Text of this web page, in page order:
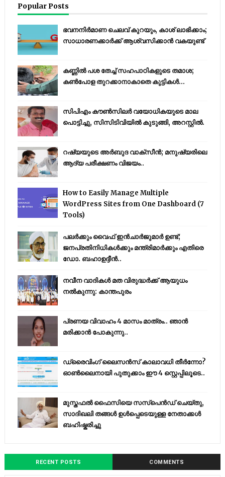
Popular Posts
ഭവനനിർമാണ ചെലവ് കുറയും, കാശ് ലാഭിക്കാം;
സാധാരണക്കാർക്ക് ആശ്വസിക്കാൻ വകയുണ്ട്
കണ്ണിൽ പശ തേച്ച് സഹപാഠികളുടെ തമാശ;
കൺപോള തുറക്കാനാകാതെ കുട്ടികൾ...
സിപിഎം കൗണ്‍സിലര്‍ വയോധികയുടെ മാല
പൊട്ടിച്ചു, സിസിടിവിയില്‍ കുടുങ്ങി, അറസ്റ്റില്‍.
റഷ്യയുടെ അര്‍ബുദ വാക്‌സീന്‍; മനുഷ്യരിലെ
ആദ്യ പരീക്ഷണം വിജയം..
How to Easily Manage Multiple
WordPress Sites from One Dashboard (7
Tools)
പലർക്കും വൈഫ് ഇൻചാർജുമാർ ഉണ്ട്;
ജനപ്രതിനിധികൾക്കും മന്ത്രിമാർക്കും എതിരെ
ഡോ. ബഹാഉദ്ദീൻ..
നവീന വാദികൾ മത വിരുദ്ധർക്ക് ആയുധം
നൽകുന്നു: കാന്തപുരം
പ്രണയ വിവാഹം 4 മാസം മാത്രം.. ഞാൻ
മരിക്കാൻ പോകുന്നു..
ഡ്രൈവിംഗ് ലൈസൻസ് കാലാവധി തീർന്നോ?
ഓൺലൈനായി പുതുക്കാം ഈ 4 സ്റ്റെപ്പിലൂടെ..
മുസ്തഫൽ ഫൈസിയെ സസ്‌പെൻഡ് ചെയ്തു,
സാദിഖലി തങ്ങൾ ഉൾപ്പെടെയുള്ള നേതാക്കൾ
ബഹിഷ്കരിച്ചു
RECENT POSTS COMMENTS